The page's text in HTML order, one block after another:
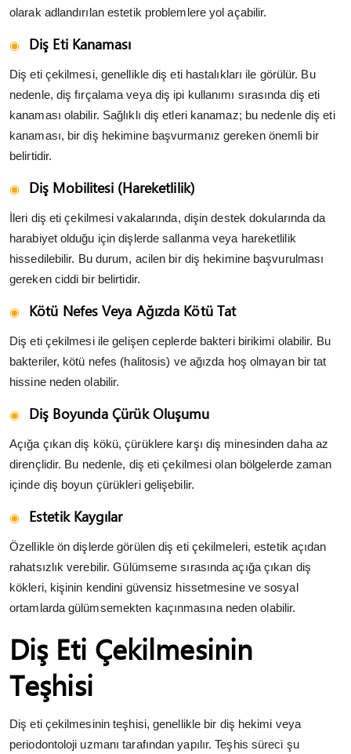
olarak adlandırılan estetik problemlere yol açabilir.
Diş Eti Kanaması
Diş eti çekilmesi, genellikle diş eti hastalıkları ile görülür. Bu
nedenle, diş fırçalama veya diş ipi kullanımı sırasında diş eti
kanaması olabilir. Sağlıklı diş etleri kanamaz; bu nedenle diş eti
kanaması, bir diş hekimine başvurmanız gereken önemli bir
belirtidir.
Diş Mobilitesi (Hareketlilik)
İleri diş eti çekilmesi vakalarında, dişin destek dokularında da
harabiyet olduğu için dişlerde sallanma veya hareketlilik
hissedilebilir. Bu durum, acilen bir diş hekimine başvurulması
gereken ciddi bir belirtidir.
Kötü Nefes Veya Ağızda Kötü Tat
Diş eti çekilmesi ile gelişen ceplerde bakteri birikimi olabilir. Bu
bakteriler, kötü nefes (halitosis) ve ağızda hoş olmayan bir tat
hissine neden olabilir.
Diş Boyunda Çürük Oluşumu
Açığa çıkan diş kökü, çürüklere karşı diş minesinden daha az
dirençlidir. Bu nedenle, diş eti çekilmesi olan bölgelerde zaman
içinde diş boyun çürükleri gelişebilir.
Estetik Kaygılar
Özellikle ön dişlerde görülen diş eti çekilmeleri, estetik açıdan
rahatsızlık verebilir. Gülümseme sırasında açığa çıkan diş
kökleri, kişinin kendini güvensiz hissetmesine ve sosyal
ortamlarda gülümsemekten kaçınmasına neden olabilir.
Diş Eti Çekilmesinin
Teşhisi
Diş eti çekilmesinin teşhisi, genellikle bir diş hekimi veya
periodontoloji uzmanı tarafından yapılır. Teşhis süreci şu